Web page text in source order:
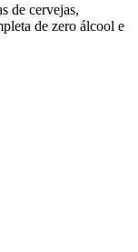
de cervejas,
de zero álcool e